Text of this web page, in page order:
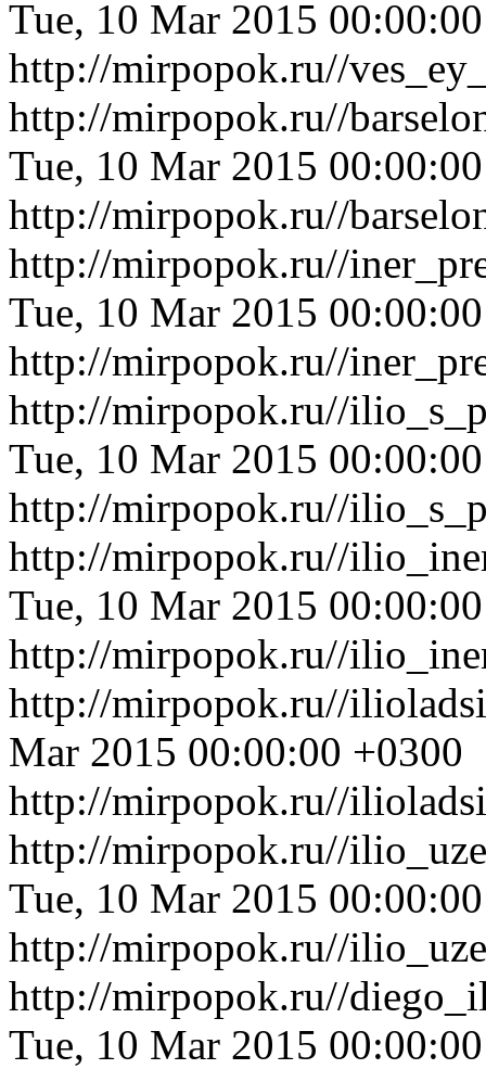
Tue, 10 Mar 2015
http://mirpopok.ru//
http://mirpopok.ru//
Tue, 10 Mar 2015
http://mirpopok.ru//
http://mirpopok.ru//
Tue, 10 Mar 2015
http://mirpopok.ru//
http://mirpopok.ru//
Tue, 10 Mar 2015
http://mirpopok.ru//
http://mirpopok.ru//
Tue, 10 Mar 2015
http://mirpopok.ru//
http://mirpopok.ru//
Mar 2015 00:00:00 +0300
http://mirpopok.ru//
http://mirpopok.ru//
Tue, 10 Mar 2015
http://mirpopok.ru//
http://mirpopok.ru//
Tue, 10 Mar 2015